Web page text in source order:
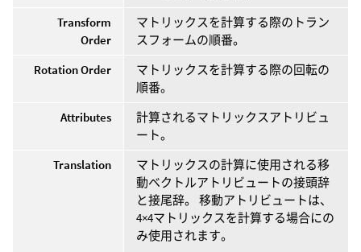
Transform
Order
マトリックスを計算する際のトラン
スフォームの順番。
Rotation Order
マトリックスを計算する際の回転の
順番。
Attributes
計算されるマトリックスアトリビュ
ート。
Translation
マトリックスの計算に使用される移
動ベクトルアトリビュートの接頭辞
と接尾辞。 移動アトリビュートは、
4×4マトリックスを計算する場合にの
み使用されます。